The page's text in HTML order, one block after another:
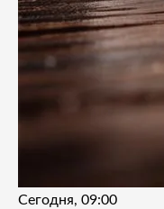
Сегодня, 09:00